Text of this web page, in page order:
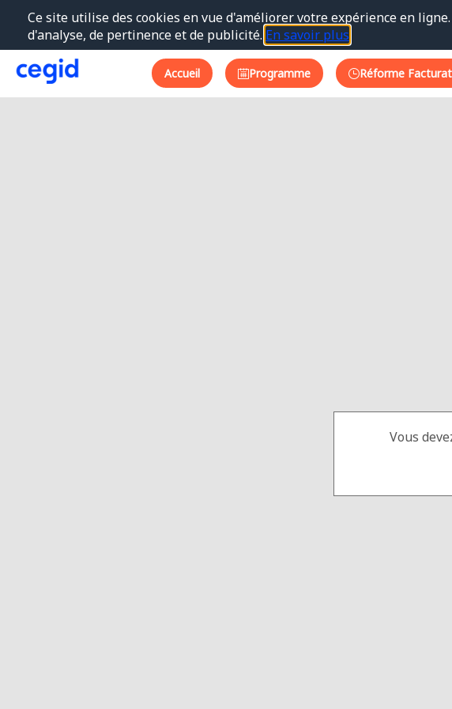
Accueil Programme Réforme
Vous
Ce site utilise des cookies en vue d'améliorer votre expérience en
d'analyse, de pertinence et de publicité. En savoir plus